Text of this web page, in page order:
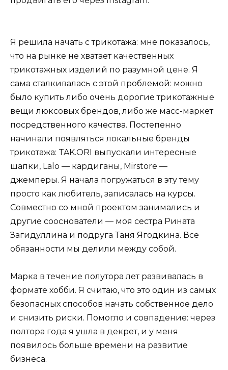
Я решила начать с трикотажа: мне показалось,
что на рынке не хватает качественных
трикотажных изделий по разумной цене. Я
сама сталкивалась с этой проблемой: можно
было купить либо очень дорогие трикотажные
вещи люксовых брендов, либо же масс-маркет
посредственного качества. Постепенно
начинали появляться локальные бренды
трикотажа: TAK.ORI выпускали интересные
шапки, Lalo — кардиганы, Mirstore —
джемперы. Я начала погружаться в эту тему
просто как любитель, записалась на курсы.
Совместно со мной проектом занимались и
другие сооснователи — моя сестра Рината
Загидуллина и подруга Таня Ягодкина. Все
обязанности мы делили между собой.
Марка в течение полутора лет развивалась в
формате хобби. Я считаю, что это один из самых
безопасных способов начать собственное дело
и снизить риски. Помогло и совпадение: через
полтора года я ушла в декрет, и у меня
появилось больше времени на развитие
бизнеса.